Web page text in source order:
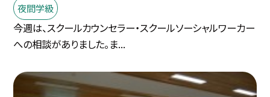
夜間学級
今週は、スクールカウンセラー・スクールソーシャルワーカー
への相談がありました。ま...